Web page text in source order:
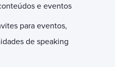
e eventos
para eventos,
de speaking